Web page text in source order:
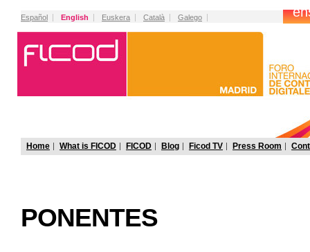
Español English Euskera Català Galego
PONENTES
Home What is FICOD FICOD Blog Ficod TV Press Room